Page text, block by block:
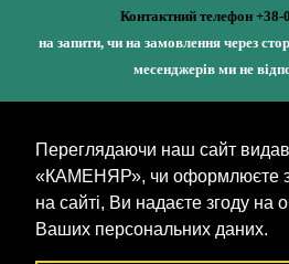
Переглядаючи наш сайт
«КАМЕНЯР», чи оформлюєте
на сайті, Ви надаєте згоду на
Ваших персональних даних.
Контактний телефон +38-
на запити, чи на замовлення через
месенджерів ми не
Кожне наше видання - це
у збереження ідентичності та
(видавництво